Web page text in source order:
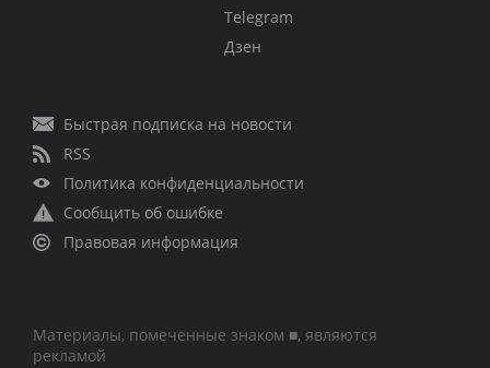
Telegram
Дзен
Быстрая подписка на новости
RSS
Политика конфиденциальности
Сообщить об ошибке
Правовая информация
Материалы, помеченные знаком ■, являются
рекламой